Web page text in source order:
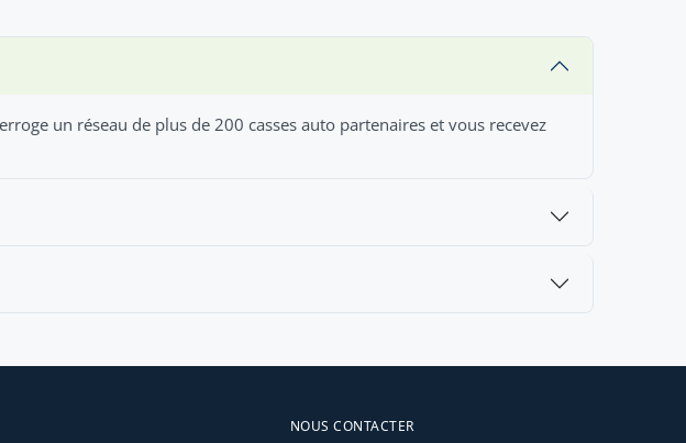
un réseau de plus de 200 casses auto partenaires et vous recevez
NOUS CONTACTER